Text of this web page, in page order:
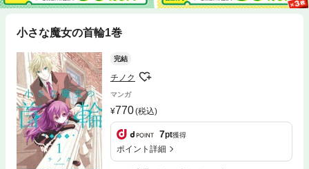
小さな魔女の首輪1巻
完結
チノク
マンガ
770(税込)
7pt獲得
ポイント詳細